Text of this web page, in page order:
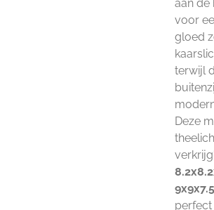
aan de
voor
gloed
terwijl
Deze
perfect